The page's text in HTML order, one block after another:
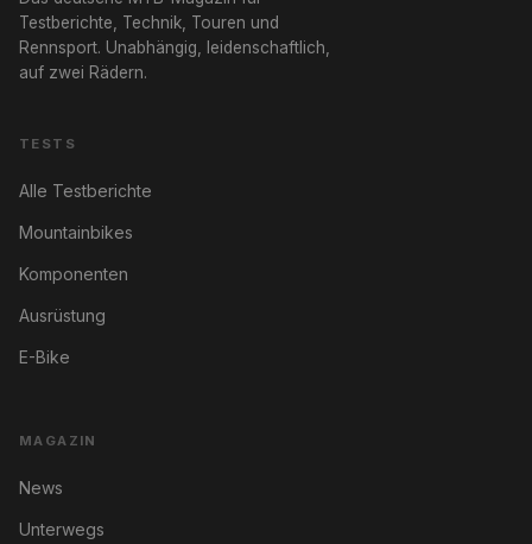
Testberichte, Technik, Touren und
Rennsport. Unabhängig, leidenschaftlich,
auf zwei Rädern.
TESTS
Alle Testberichte
Mountainbikes
Komponenten
Ausrüstung
E-Bike
MAGAZIN
News
Unterwegs